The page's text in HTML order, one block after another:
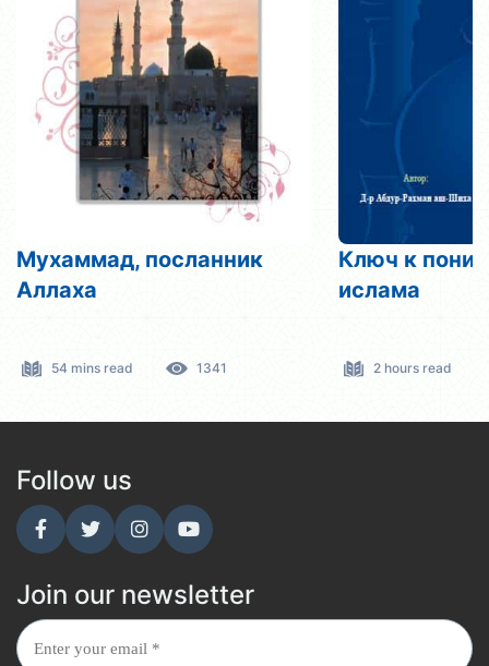
Мухаммад, посланник
Аллаха
54 mins read 1341
Ключ к
ислама
2 hours read
Follow us
Join our newsletter